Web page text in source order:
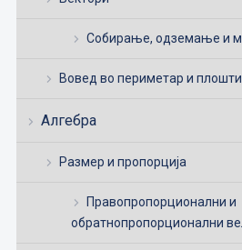
Собирање, одземање и
Вовед во периметар и
Алгебра
Размер и пропорција
Правопропорционални и
обратнопропорционални